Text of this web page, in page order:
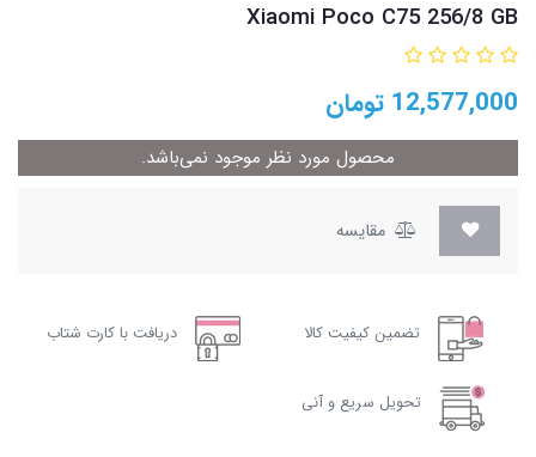
Xiaomi Poco C75 256/8 GB
12,577,000 تومان
محصول مورد نظر موجود نمی‌باشد.
مقایسه
تضمین کیفیت کالا دریافت با کارت شتاب
تحویل سریع و آنی